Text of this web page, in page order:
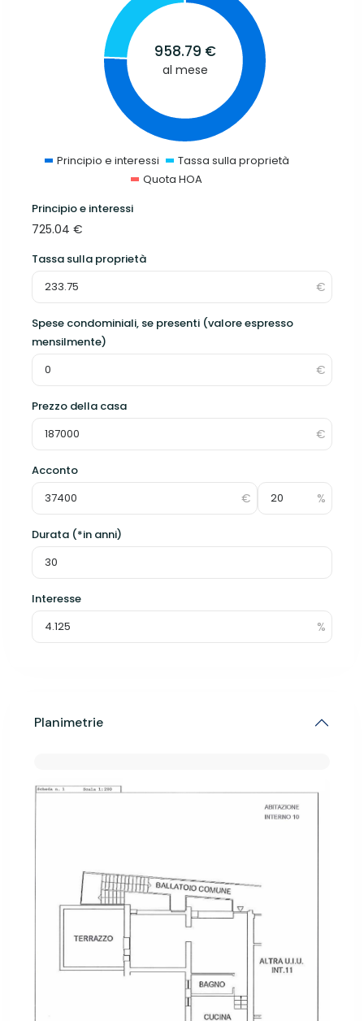
958.79 €
al mese
Principio e interessi
Tassa sulla proprietà
Quota HOA
Principio e interessi
725.04 €
Tassa sulla proprietà
Spese condominiali, se presenti (valore espresso
mensilmente)
Prezzo della casa
Acconto
Durata (*in anni)
Interesse
Planimetrie